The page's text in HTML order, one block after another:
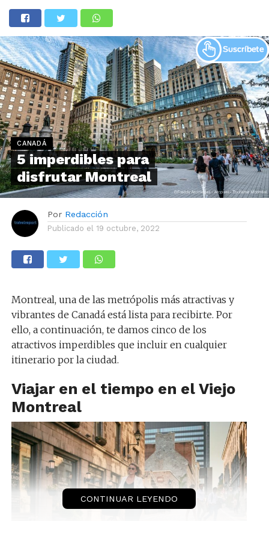
CANADÁ
5 imperdibles para
disfrutar Montreal
Por Redacción
Publicado el 19 octubre, 2022
Montreal, una de las metrópolis más atractivas y
vibrantes de Canadá está lista para recibirte. Por
ello, a continuación, te damos cinco de los
atractivos imperdibles que incluir en cualquier
itinerario por la ciudad.
Viajar en el tiempo en el Viejo
Montreal
CONTINUAR LEYENDO